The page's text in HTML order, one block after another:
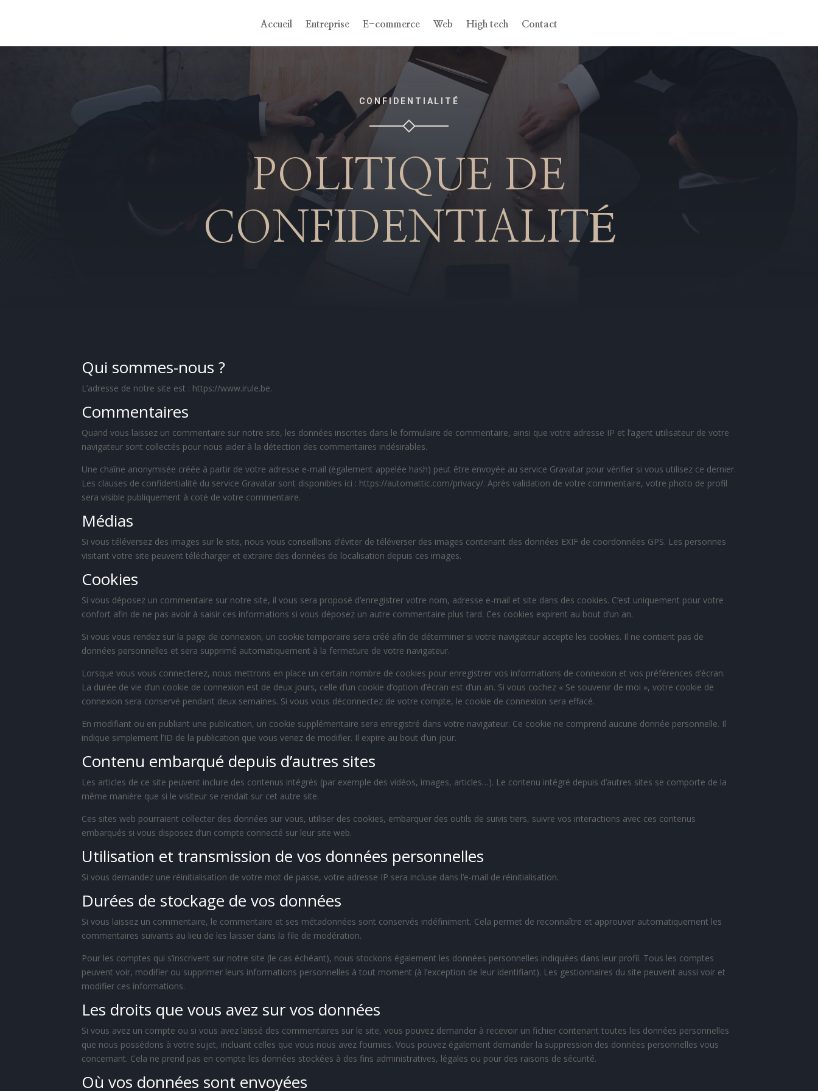
Accueil Entreprise E-commerce Web High tech Contact
CONFIDENTIALITÉ
POLITIQUE DE
CONFIDENTIALITÉ
Qui sommes-nous ?
L’adresse de notre site est : https://www.irule.be.
Commentaires
Quand vous laissez un commentaire sur notre site, les données inscrites dans le formulaire de commentaire, ainsi que votre adresse IP et l’agent utilisateur de votre
navigateur sont collectés pour nous aider à la détection des commentaires indésirables.
Une chaîne anonymisée créée à partir de votre adresse e-mail (également appelée hash) peut être envoyée au service Gravatar pour vérifier si vous utilisez ce dernier.
Les clauses de confidentialité du service Gravatar sont disponibles ici : https://automattic.com/privacy/. Après validation de votre commentaire, votre photo de profil
sera visible publiquement à coté de votre commentaire.
Médias
Si vous téléversez des images sur le site, nous vous conseillons d’éviter de téléverser des images contenant des données EXIF de coordonnées GPS. Les personnes
visitant votre site peuvent télécharger et extraire des données de localisation depuis ces images.
Cookies
Si vous déposez un commentaire sur notre site, il vous sera proposé d’enregistrer votre nom, adresse e-mail et site dans des cookies. C’est uniquement pour votre
confort afin de ne pas avoir à saisir ces informations si vous déposez un autre commentaire plus tard. Ces cookies expirent au bout d’un an.
Si vous vous rendez sur la page de connexion, un cookie temporaire sera créé afin de déterminer si votre navigateur accepte les cookies. Il ne contient pas de
données personnelles et sera supprimé automatiquement à la fermeture de votre navigateur.
Lorsque vous vous connecterez, nous mettrons en place un certain nombre de cookies pour enregistrer vos informations de connexion et vos préférences d’écran.
La durée de vie d’un cookie de connexion est de deux jours, celle d’un cookie d’option d’écran est d’un an. Si vous cochez « Se souvenir de moi », votre cookie de
connexion sera conservé pendant deux semaines. Si vous vous déconnectez de votre compte, le cookie de connexion sera effacé.
En modifiant ou en publiant une publication, un cookie supplémentaire sera enregistré dans votre navigateur. Ce cookie ne comprend aucune donnée personnelle. Il
indique simplement l’ID de la publication que vous venez de modifier. Il expire au bout d’un jour.
Contenu embarqué depuis d’autres sites
Les articles de ce site peuvent inclure des contenus intégrés (par exemple des vidéos, images, articles…). Le contenu intégré depuis d’autres sites se comporte de la
même manière que si le visiteur se rendait sur cet autre site.
Ces sites web pourraient collecter des données sur vous, utiliser des cookies, embarquer des outils de suivis tiers, suivre vos interactions avec ces contenus
embarqués si vous disposez d’un compte connecté sur leur site web.
Utilisation et transmission de vos données personnelles
Si vous demandez une réinitialisation de votre mot de passe, votre adresse IP sera incluse dans l’e-mail de réinitialisation.
Durées de stockage de vos données
Si vous laissez un commentaire, le commentaire et ses métadonnées sont conservés indéfiniment. Cela permet de reconnaître et approuver automatiquement les
commentaires suivants au lieu de les laisser dans la file de modération.
Pour les comptes qui s’inscrivent sur notre site (le cas échéant), nous stockons également les données personnelles indiquées dans leur profil. Tous les comptes
peuvent voir, modifier ou supprimer leurs informations personnelles à tout moment (à l’exception de leur identifiant). Les gestionnaires du site peuvent aussi voir et
modifier ces informations.
Les droits que vous avez sur vos données
Si vous avez un compte ou si vous avez laissé des commentaires sur le site, vous pouvez demander à recevoir un fichier contenant toutes les données personnelles
que nous possédons à votre sujet, incluant celles que vous nous avez fournies. Vous pouvez également demander la suppression des données personnelles vous
concernant. Cela ne prend pas en compte les données stockées à des fins administratives, légales ou pour des raisons de sécurité.
Où vos données sont envoyées